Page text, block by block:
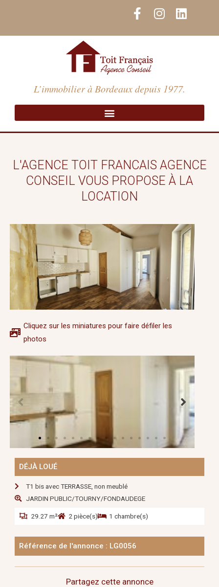
F
a
c
b
o
o
k
-
f
I
n
s
a
m
L
i
n
i
n
L’immobilier à Bordeaux depuis 1977.
L'AGENCE TOIT FRANCAIS AGENCE
CONSEIL VOUS PROPOSE À LA
LOCATION
Cliquez sur les miniatures pour faire défiler les
photos
DÉJÀ LOUÉ
T1 bis avec TERRASSE, non meublé
JARDIN PUBLIC/TOURNY/FONDAUDEGE
29.27 m² 2 pièce(s) 1 chambre(s)
Référence de l'annonce : LG0056
Partagez cette annonce